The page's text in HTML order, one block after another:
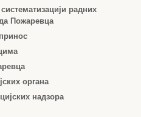
радних
Пожаревца
органа
надзора